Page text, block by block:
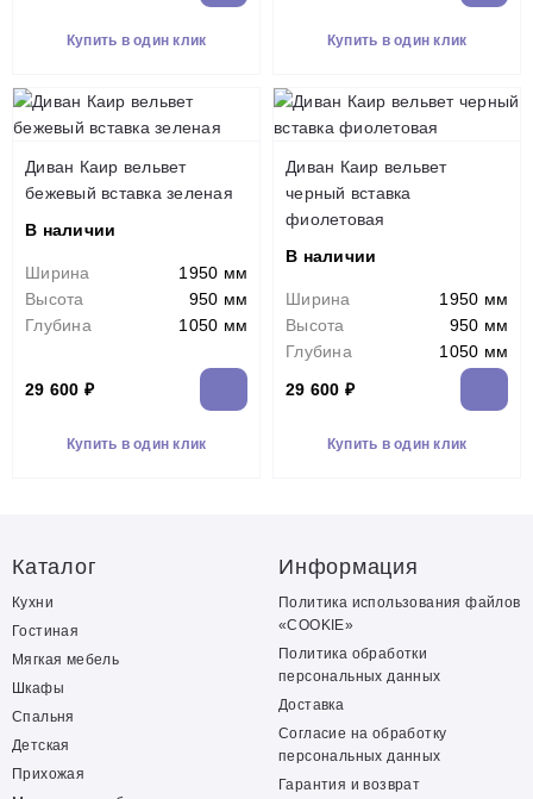
Купить в один клик Купить в один клик
Диван Каир вельвет
бежевый вставка зеленая
В наличии
Ширина
1950 мм
Высота
950 мм
Глубина
1050 мм
29 600 ₽
Купить в один клик
Диван Каир вельвет
черный вставка
фиолетовая
В наличии
Ширина
1950 мм
Высота
950 мм
Глубина
1050 мм
29 600 ₽
Купить в один клик
Каталог
Кухни
Гостиная
Мягкая мебель
Шкафы
Спальня
Детская
Прихожая
Информация
Политика использования файлов
«COOKIE»
Политика обработки
персональных данных
Доставка
Согласие на обработку
персональных данных
Гарантия и возврат